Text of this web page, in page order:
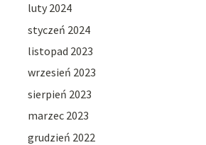
luty 2024
styczeń 2024
listopad 2023
wrzesień 2023
sierpień 2023
marzec 2023
grudzień 2022